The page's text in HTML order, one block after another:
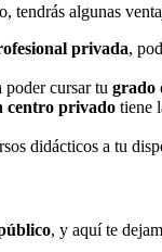
tendrás algunas
privada,
poder cursar tu grado
centro privado tiene
didácticos a tu
, y aquí te